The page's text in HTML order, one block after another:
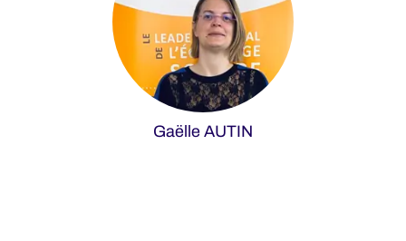
Gaëlle AUTIN